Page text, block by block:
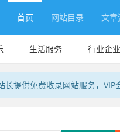
首页 网站目录 文章
生活服务 行业企业
长提供免费收录网站服务，